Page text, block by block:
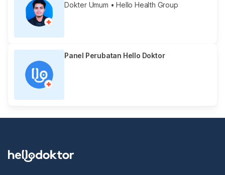
Dokter Umum • Hello Health Group
Panel Perubatan Hello Doktor